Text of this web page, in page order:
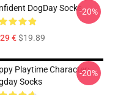
DogDay Socks
€$19.89
-20%
Playtime Character:
Socks
-20%